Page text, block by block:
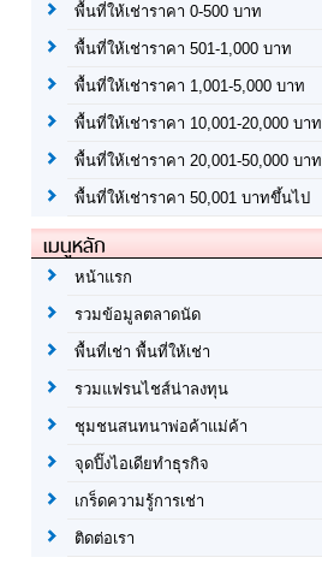
พื้นที่ให้เช่าราคา 0-500 บาท
พื้นที่ให้เช่าราคา 501-1,000 บาท
พื้นที่ให้เช่าราคา 1,001-5,000 บาท
พื้นที่ให้เช่าราคา 10,001-20,000 บาท
พื้นที่ให้เช่าราคา 20,001-50,000 บาท
พื้นที่ให้เช่าราคา 50,001 บาทขึ้นไป
เมนูหลัก
หน้าแรก
รวมข้อมูลตลาดนัด
พื้นที่เช่า พื้นที่ให้เช่า
รวมแฟรนไชส์น่าลงทุน
ชุมชนสนทนาพ่อค้าแม่ค้า
จุดปิ๊งไอเดียทำธุรกิจ
เกร็ดความรู้การเช่า
ติดต่อเรา